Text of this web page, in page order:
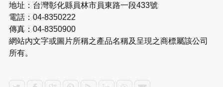
地址：台灣彰化縣員林市員東路一段433號
電話：04-8350222
傳真：04-8350900
網站內文字或圖片所稱之產品名稱及呈現之商標屬該公司
所有。